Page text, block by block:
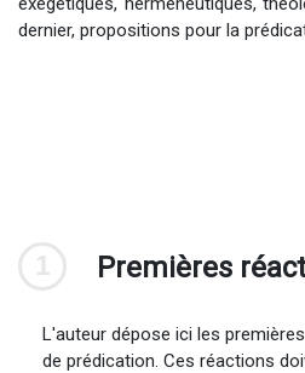
dernier, propositions pour la
1 Premières
L'auteur dépose ici les
de prédication. Ces réactions